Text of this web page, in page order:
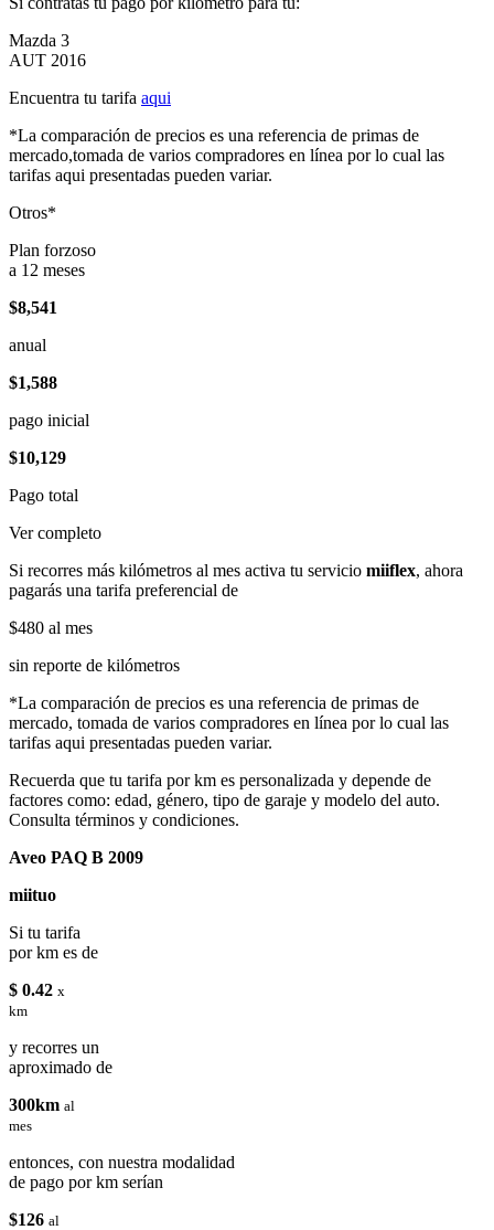
Mazda 3
AUT 2016
Encuentra tu tarifa aqui
*La comparación de precios es una referencia de primas de
mercado,tomada de varios compradores en línea por lo cual las
tarifas aqui presentadas pueden variar.
Otros*
Plan forzoso
a 12 meses
$8,541
anual
$1,588
pago inicial
$10,129
Pago total
Ver completo
Si recorres más kilómetros al mes activa tu servicio miiflex, ahora
pagarás una tarifa preferencial de
$480 al mes
sin reporte de kilómetros
*La comparación de precios es una referencia de primas de
mercado, tomada de varios compradores en línea por lo cual las
tarifas aqui presentadas pueden variar.
Recuerda que tu tarifa por km es personalizada y depende de
factores como: edad, género, tipo de garaje y modelo del auto.
Consulta términos y condiciones.
Aveo PAQ B 2009
miituo
Si tu tarifa
por km es de
$ 0.42 x
km
y recorres un
aproximado de
300km al
mes
entonces, con nuestra modalidad
de pago por km serían
$126 al